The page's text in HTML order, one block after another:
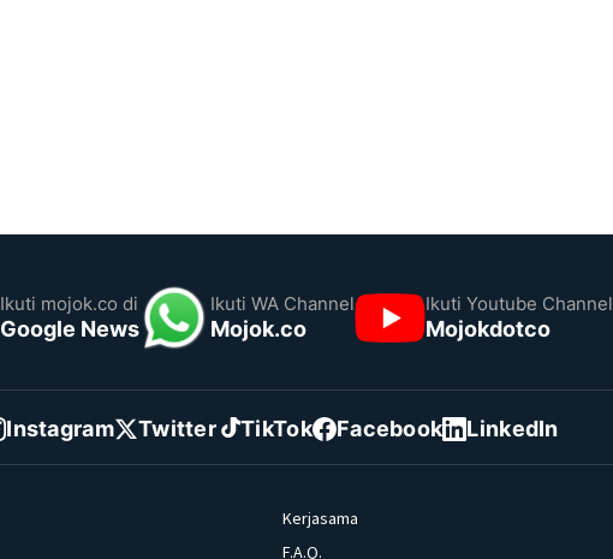
Ikuti mojok.co di
Google News
Ikuti WA Channel
Mojok.co
Ikuti Youtube Channel
Mojokdotco
Instagram Twitter TikTok Facebook LinkedIn
Kerjasama
F.A.Q.